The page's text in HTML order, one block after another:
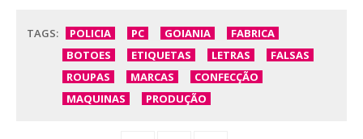
TAGS: POLICIA PC GOIANIA
FABRICA
BOTOES
ETIQUETAS LETRAS
FALSAS
ROUPAS
MARCAS
CONFECÇÃO
MAQUINAS
PRODUÇÃO